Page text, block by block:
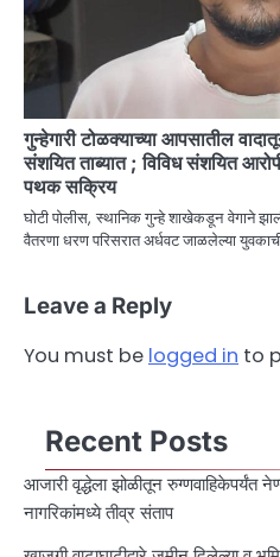
गुन्हेगारी टोळक्याच्या आपसातील
संशयित ताब्यात ; विविध संशयित
पथक सक्रिय
घोटी पोलीस, स्थानिक गुन्हे शाखेकडून वेगाने
वैतरणा धरण परिसरात अर्धवट जाळलेल्या
Leave a Reply
You must be logged in to
Recent Posts
आजारी वृद्धेला झोळीतून रुग्णवाहिकेपर्यंत
नागरिकांमध्ये तीव्र संताप